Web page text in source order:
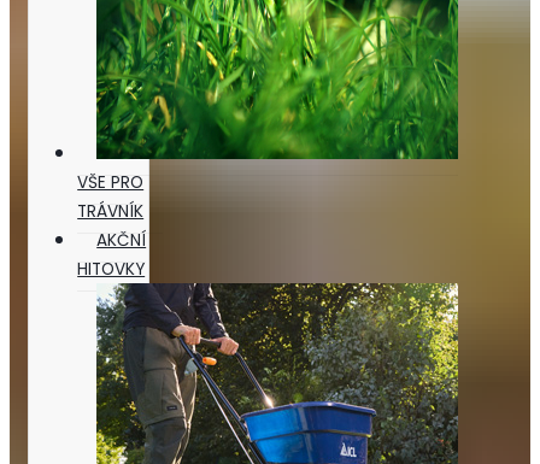
VŠE PRO
TRÁVNÍK
AKČNÍ
HITOVKY